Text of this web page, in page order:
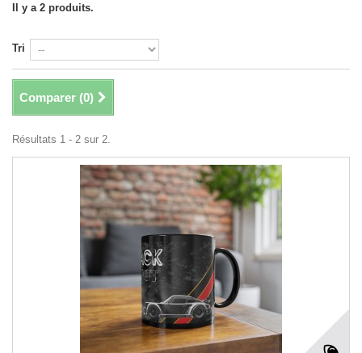
Il y a 2 produits.
Tri
Comparer (0)
Résultats 1 - 2 sur 2.